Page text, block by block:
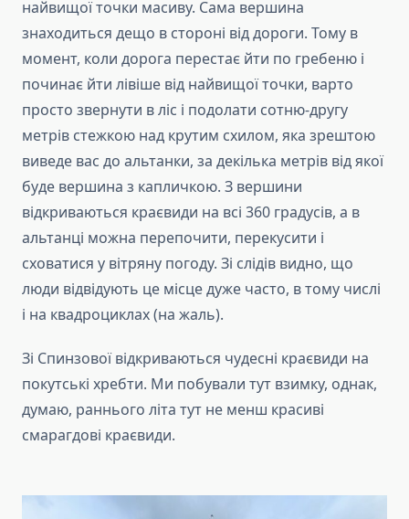
найвищої точки масиву. Сама вершина
знаходиться дещо в стороні від дороги. Тому в
момент, коли дорога перестає йти по гребеню і
починає йти лівіше від найвищої точки, варто
просто звернути в ліс і подолати сотню-другу
метрів стежкою над крутим схилом, яка зрештою
виведе вас до альтанки, за декілька метрів від якої
буде вершина з капличкою. З вершини
відкриваються краєвиди на всі 360 градусів, а в
альтанці можна перепочити, перекусити і
сховатися у вітряну погоду. Зі слідів видно, що
люди відвідують це місце дуже часто, в тому числі
і на квадроциклах (на жаль).
Зі Спинзової відкриваються чудесні краєвиди на
покутські хребти. Ми побували тут взимку, однак,
думаю, раннього літа тут не менш красиві
смарагдові краєвиди.